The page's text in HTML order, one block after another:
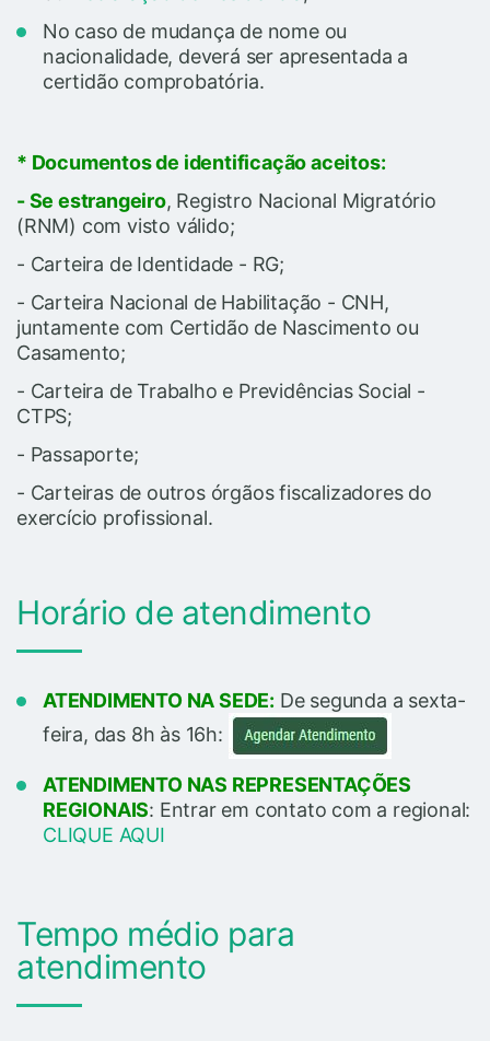
No caso de mudança de nome ou
nacionalidade, deverá ser apresentada a
certidão comprobatória.
* Documentos de identificação aceitos:
- Se estrangeiro, Registro Nacional Migratório
(RNM) com visto válido;
- Carteira de Identidade - RG;
- Carteira Nacional de Habilitação - CNH,
juntamente com Certidão de Nascimento ou
Casamento;
- Carteira de Trabalho e Previdências Social -
CTPS;
- Passaporte;
- Carteiras de outros órgãos fiscalizadores do
exercício profissional.
Horário de atendimento
ATENDIMENTO NA SEDE: De segunda a sexta-
feira, das 8h às 16h:
ATENDIMENTO NAS REPRESENTAÇÕES
REGIONAIS: Entrar em contato com a regional:
CLIQUE AQUI
Tempo médio para
atendimento